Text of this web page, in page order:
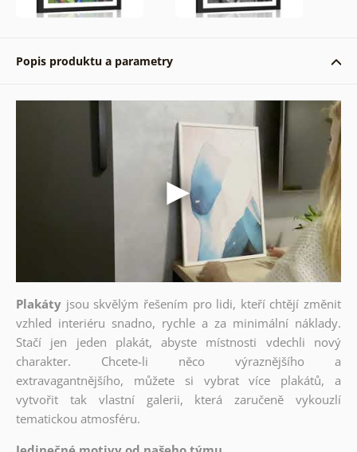
Popis produktu a parametry
Plakáty jsou skvělým řešením pro lidi, kteří chtějí změnit
vzhled interiéru snadno, rychle a za minimální náklady.
Stačí jen jeden plakát, abyste místnosti vdechli nový
charakter. Chcete-li něco výraznějšího a
extravagantnějšího, můžete si vybrat více plakátů, a
vytvořit tak vlastní galerii, která zaručeně vykouzlí
tematickou atmosféru.